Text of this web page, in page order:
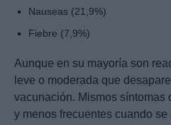
Nauseas (21,9%)
Fiebre (7,9%)
Aunque en su mayoría son
leve o moderada que
vacunación. Mismos síntomas
y menos frecuentes cuando